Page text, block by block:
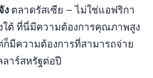
ง ตลาดรัสเซีย — ไม่ใช่แอฟริกา
ใต้ ที่นี่มีความต้องการคุณภาพสูง
มีความต้องการที่สามารถจ่าย
ลาร์สหรัฐต่อปี